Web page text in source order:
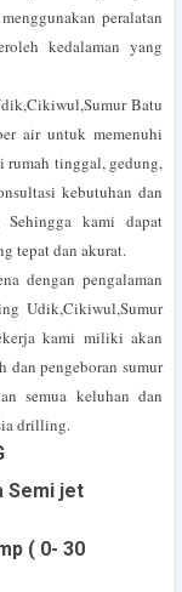
peralatan
kedalaman yang
Batu
air untuk memenuhi
rumah tinggal, gedung,
kebutuhan dan
kami dapat
tepat dan akurat.
dengan pengalaman
Udik,Cikiwul,Sumur
kami miliki akan
dan pengeboran sumur
semua keluhan dan
drilling.
Semi jet
( 0- 30